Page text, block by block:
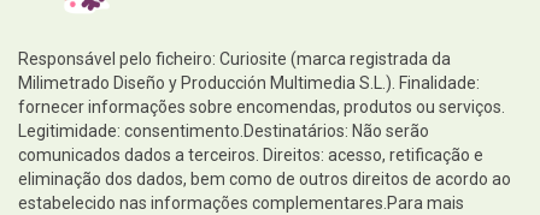
Responsável pelo ficheiro: Curiosite (marca registrada da
Milimetrado Diseño y Producción Multimedia S.L.). Finalidade:
fornecer informações sobre encomendas, produtos ou serviços.
Legitimidade: consentimento.Destinatários: Não serão
comunicados dados a terceiros. Direitos: acesso, retificação e
eliminação dos dados, bem como de outros direitos de acordo ao
estabelecido nas informações complementares.Para mais